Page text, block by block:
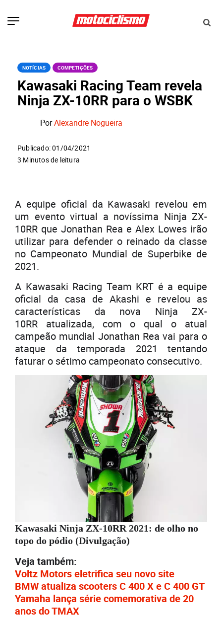
NOTÍCIAS COMPETIÇÕES
Kawasaki Racing Team revela
Ninja ZX-10RR para o WSBK
PorAlexandre Nogueira
Publicado: 01/04/2021
3 Minutos de leitura
A equipe oficial da Kawasaki revelou em
um evento virtual a novíssima Ninja ZX-
10RR que Jonathan Rea e Alex Lowes irão
utilizar para defender o reinado da classe
no Campeonato Mundial de Superbike de
2021.
A Kawasaki Racing Team KRT é a equipe
oficial da casa de Akashi e revelou as
características da nova Ninja ZX-
10RR atualizada, com o qual o atual
campeão mundial Jonathan Rea vai para o
ataque da temporada 2021 tentando
faturar o sétimo campeonato consecutivo.
Kawasaki Ninja ZX-10RR 2021: de olho no
topo do pódio (Divulgação)
Veja também:
Voltz Motors eletrifica seu novo site
BMW atualiza scooters C 400 X e C 400 GT
Yamaha lança série comemorativa de 20
anos do TMAX